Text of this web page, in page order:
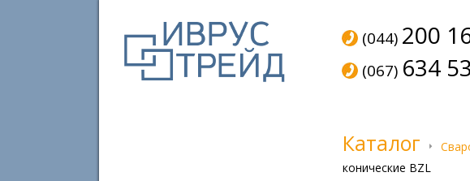
(044) 200
(067) 634
Каталог
конические BZL